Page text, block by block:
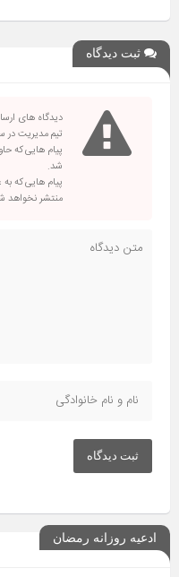
ثبت دیدگاه
دیدگاه های
تیم مدیریت
پیام هایی که
شد.
پیام هایی که به
منتشر نخواهد
ثبت دیدگاه
ادعیه روزانه رمضان